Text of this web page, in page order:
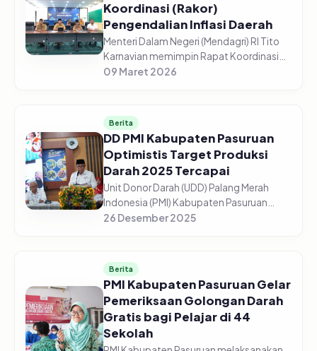
Koordinasi (Rakor)
Pengendalian Inflasi Daerah
Menteri Dalam Negeri (Mendagri) RI Tito
Karnavian memimpin Rapat Koordinasi
(Rakor) Pengendalian Inflasi Daerah dari
09 Maret 2026
Berita
DD PMI Kabupaten Pasuruan
Optimistis Target Produksi
Darah 2025 Tercapai
Unit Donor Darah (UDD) Palang Merah
Indonesia (PMI) Kabupaten Pasuruan
optimistis target produksi darah tahun
dar...
26 Desember 2025
Berita
PMI Kabupaten Pasuruan Gelar
Pemeriksaan Golongan Darah
Gratis bagi Pelajar di 44
Sekolah